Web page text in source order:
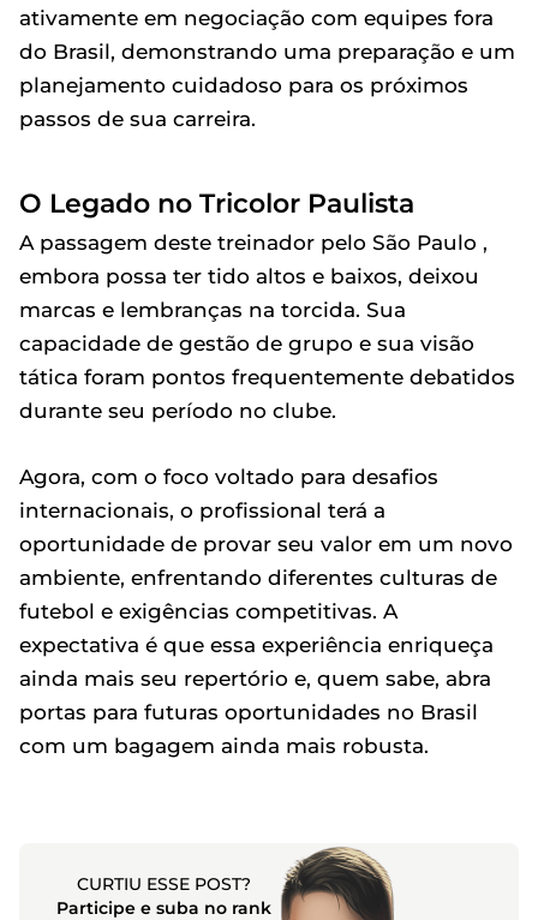
ativamente em negociação com equipes fora
do Brasil, demonstrando uma preparação e um
planejamento cuidadoso para os próximos
passos de sua carreira.
O Legado no Tricolor Paulista
A passagem deste treinador pelo São Paulo ,
embora possa ter tido altos e baixos, deixou
marcas e lembranças na torcida. Sua
capacidade de gestão de grupo e sua visão
tática foram pontos frequentemente debatidos
durante seu período no clube.
Agora, com o foco voltado para desafios
internacionais, o profissional terá a
oportunidade de provar seu valor em um novo
ambiente, enfrentando diferentes culturas de
futebol e exigências competitivas. A
expectativa é que essa experiência enriqueça
ainda mais seu repertório e, quem sabe, abra
portas para futuras oportunidades no Brasil
com um bagagem ainda mais robusta.
CURTIU ESSE POST?
Participe e suba no rank